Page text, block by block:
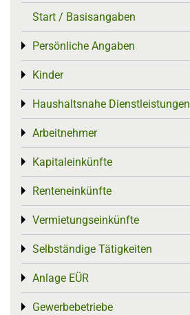
Start / Basisangaben
Persönliche Angaben
Toggle menu
Kinder
Toggle menu
Haushaltsnahe Dienstleistungen
Toggle menu
Arbeitnehmer
Toggle menu
Kapitaleinkünfte
Toggle menu
Renteneinkünfte
Toggle menu
Vermietungseinkünfte
Toggle menu
Selbständige Tätigkeiten
Toggle menu
Anlage EÜR
Toggle menu
Gewerbebetriebe
Toggle menu